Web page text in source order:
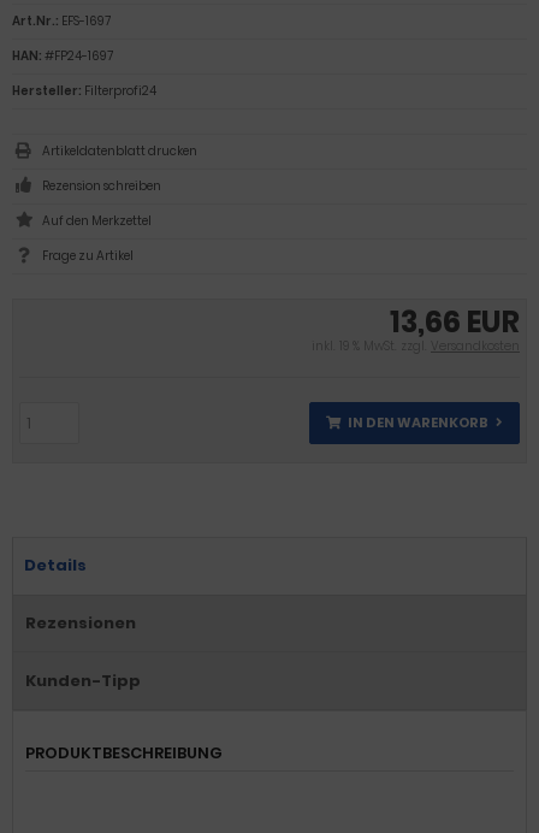
13,66 EUR
inkl. 19 % MwSt. zzgl. Versandkosten
IN DEN WARENKORB
Art.Nr.: EFS-1697
HAN: #FP24-1697
Hersteller: Filterprofi24
Artikeldatenblatt drucken
Rezension schreiben
Frage zu Artikel
Details
Rezensionen
Kunden-Tipp
PRODUKTBESCHREIBUNG